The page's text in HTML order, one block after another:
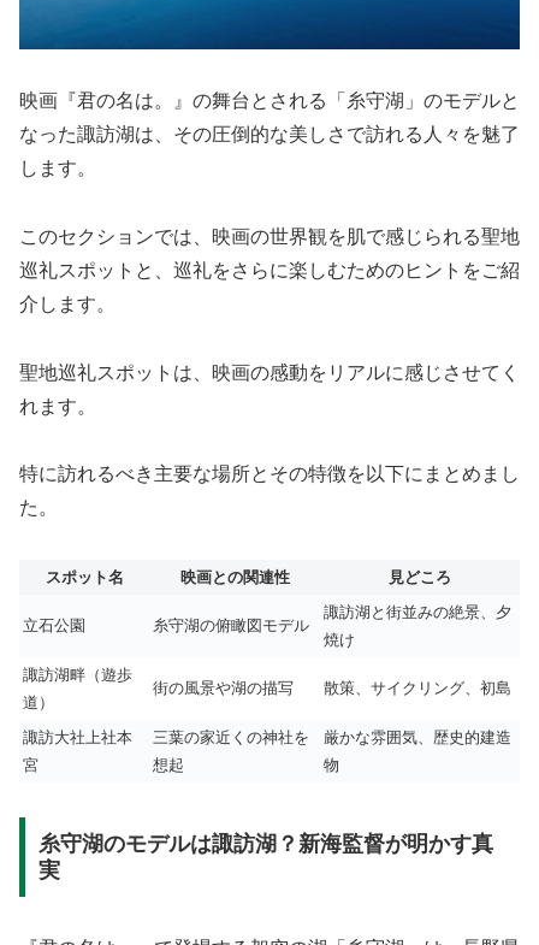
映画『君の名は。』の舞台とされる「糸守湖」のモデルと
なった諏訪湖は、その圧倒的な美しさで訪れる人々を魅了
します。
このセクションでは、映画の世界観を肌で感じられる聖地
巡礼スポットと、巡礼をさらに楽しむためのヒントをご紹
介します。
聖地巡礼スポットは、映画の感動をリアルに感じさせてく
れます。
特に訪れるべき主要な場所とその特徴を以下にまとめまし
た。
スポット名 映画との関連性 見どころ
立石公園 糸守湖の俯瞰図モデル
諏訪湖と街並みの絶景、夕
焼け
諏訪湖畔（遊歩
道）
街の風景や湖の描写 散策、サイクリング、初島
諏訪大社上社本
宮
三葉の家近くの神社を
想起
厳かな雰囲気、歴史的建造
物
糸守湖のモデルは諏訪湖？新海監督が明かす真
実